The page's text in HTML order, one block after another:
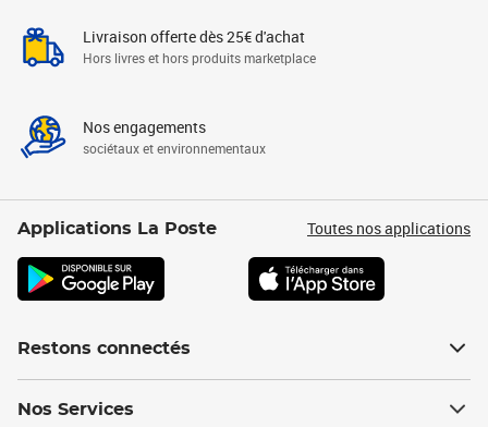
Livraison offerte dès 25€ d'achat
Hors livres et hors produits marketplace
Nos engagements
sociétaux et environnementaux
Applications La Poste Toutes nos applications
Restons connectés
Nos Services